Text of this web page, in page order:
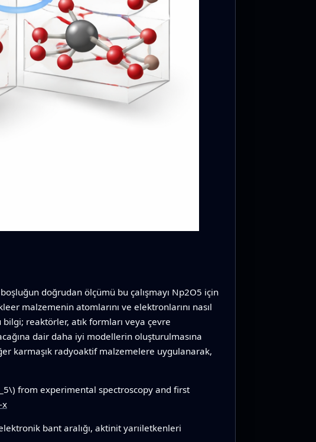
doğrudan ölçümü bu çalışmayı Np2O5 için
malzemenin atomlarını ve elektronlarını nasıl
reaktörler, atık formları veya çevre
dair daha iyi modellerin oluşturulmasına
karmaşık radyoaktif malzemelere uygulanarak,
from experimental spectroscopy and first
x
bant aralığı, aktinit yarıiletkenleri